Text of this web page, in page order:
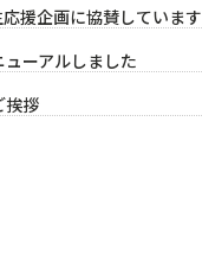
援企画に協賛しています
ーアルしました
挨拶